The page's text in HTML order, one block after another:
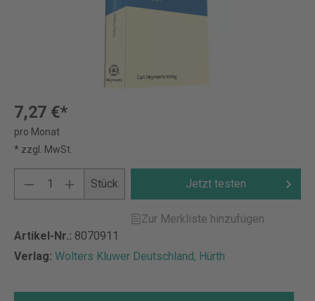
7,27 €*
pro Monat
* zzgl. MwSt.
Stück Jetzt testen
Zur Merkliste hinzufügen
Artikel-Nr.: 8070911
Verlag: Wolters Kluwer Deutschland, Hürth